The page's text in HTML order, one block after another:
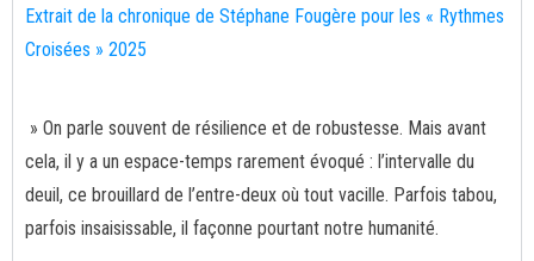
Extrait de la chronique de Stéphane Fougère pour les « Rythmes
Croisées » 2025
» On parle souvent de résilience et de robustesse. Mais avant
cela, il y a un espace-temps rarement évoqué : l’intervalle du
deuil, ce brouillard de l’entre-deux où tout vacille. Parfois tabou,
parfois insaisissable, il façonne pourtant notre humanité.